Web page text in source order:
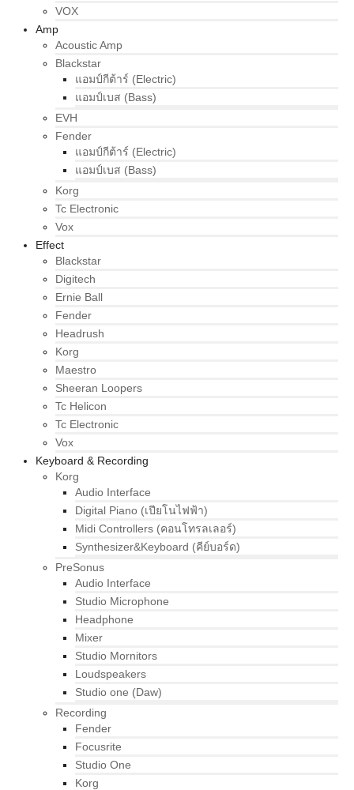
VOX
Amp
Acoustic Amp
Blackstar
แอมป์กีต้าร์ (Electric)
แอมป์เบส (Bass)
EVH
Fender
แอมป์กีต้าร์ (Electric)
แอมป์เบส (Bass)
Korg
Tc Electronic
Vox
Effect
Blackstar
Digitech
Ernie Ball
Fender
Headrush
Korg
Maestro
Sheeran Loopers
Tc Helicon
Tc Electronic
Vox
Keyboard & Recording
Korg
Audio Interface
Digital Piano (เปียโนไฟฟ้า)
Midi Controllers (คอนโทรลเลอร์)
Synthesizer&Keyboard (คีย์บอร์ด)
PreSonus
Audio Interface
Studio Microphone
Headphone
Mixer
Studio Mornitors
Loudspeakers
Studio one (Daw)
Recording
Fender
Focusrite
Studio One
Korg